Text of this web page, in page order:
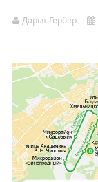
Дарья Гербер